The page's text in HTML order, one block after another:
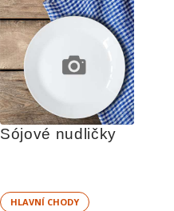
Sójové nudličky
HLAVNÍ CHODY